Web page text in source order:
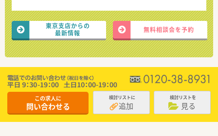
東京支店からの
最新情報
無料相談会を予約
この求人に
問い合わせる
検討リストに
追加
検討リストを
見る